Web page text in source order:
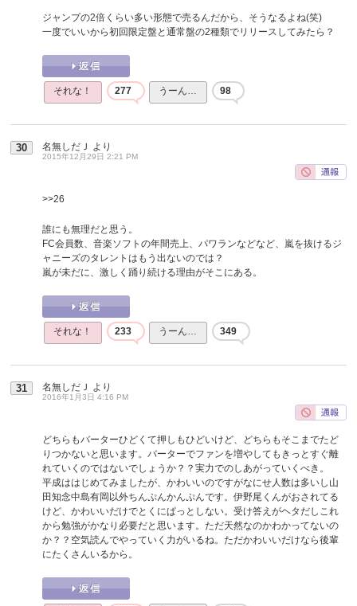
ジャンプの2倍くらい多い形態で売るんだから、そうなるよね(笑)
一度でいいから初回限定盤と通常盤の2種類でリリースしてみたら？
それな！ 277 うーん… 98
30 名無しだＪ より
2015年12月29日 2:21 PM
>>26
誰にも無理だと思う。
FC会員数、音楽ソフトの年間売上、パワランなどなど、嵐を抜けるジ
ャニーズのタレントはもう出ないのでは？
嵐が未だに、激しく踊り続ける理由がそこにある。
それな！ 233 うーん… 349
31 名無しだＪ より
2016年1月3日 4:16 PM
どちらもバーターひどくて押しもひどいけど、どちらもそこまでたど
りつかないと思います。バーターでファンを増やしてもきっとすぐ離
れていくのではないでしょうか？？実力でのしあがっていくべき。
平成ははじめてみましたが、かわいいのですがなにせ人数は多いし山
田知念中島有岡以外ちんぷんかんぷんです。伊野尾くんがおされてる
けど、かわいいだけでとくにぱっとしない。受け答えがヘタだしこれ
から勉強がかなり必要だと思います。ただ天然なのかわかってないの
か？？空気読んでやっていく力がいるね。ただかわいいだけなら後輩
にたくさんいるから。